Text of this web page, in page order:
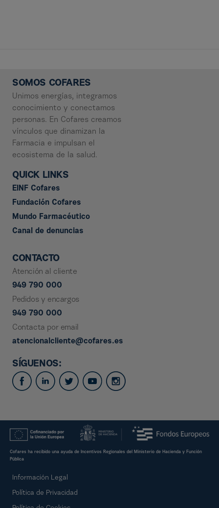
SOMOS COFARES
Unimos energías, integramos
conocimiento y conectamos
personas. En Cofares creamos
vínculos que dinamizan la
Farmacia e impulsan el
ecosistema de la salud.
QUICK LINKS
EINF Cofares
Fundación Cofares
Mundo Farmacéutico
Canal de denuncias
CONTACTO
Atención al cliente
949 790 000
Pedidos y encargos
949 790 000
Contacta por email
atencionalcliente@cofares.es
SÍGUENOS:
Cofares ha recibido una ayuda de Incentivos Regionales del Ministerio de Hacienda y Función
Pública
Información Legal
Política de Privacidad